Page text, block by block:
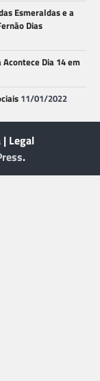
Esmeraldas e a
Dias
Dia 14 em
11/01/2022
| Legal
.